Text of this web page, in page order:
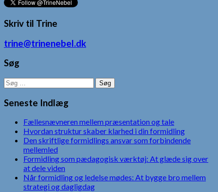
Skriv til Trine
trine@trinenebel.dk
Søg
Søg
efter:
Seneste Indlæg
Fællesnævneren mellem præsentation og tale
Hvordan struktur skaber klarhed i din formidling
Den skriftlige formidlings ansvar som forbindende
mellemled
Formidling som pædagogisk værktøj: At glæde sig over
at dele viden
Når formidling og ledelse mødes: At bygge bro mellem
strategi og dagligdag